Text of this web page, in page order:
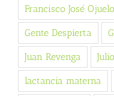
Francisco José
Gente Despierta
Juan Revenga
lactancia materna